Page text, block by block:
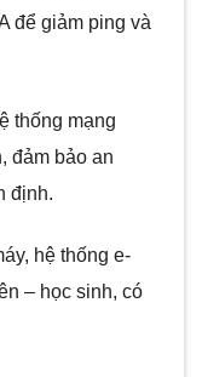
để giảm ping và
thống mạng
đảm bảo an
định.
hệ thống e-
– học sinh, có